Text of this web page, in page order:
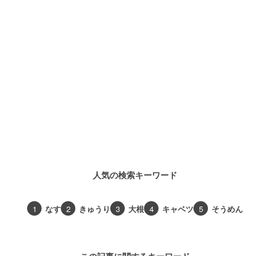
人気の検索キーワード
1 なす 2 きゅうり 3 大根 4 キャベツ 5 そうめん